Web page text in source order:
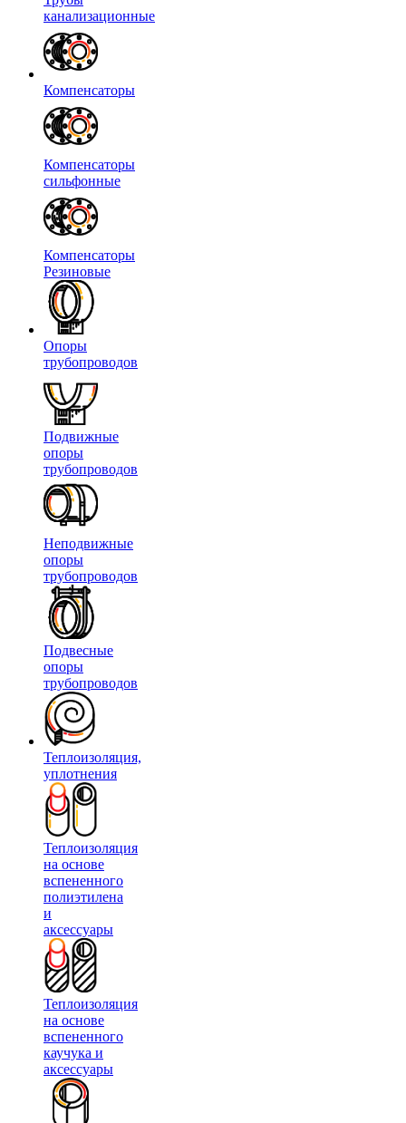
канализационные
Компенсаторы
Компенсаторы
сильфонные
Компенсаторы
Резиновые
Опоры
трубопроводов
Подвижные
опоры
трубопроводов
Неподвижные
опоры
трубопроводов
Подвесные
опоры
трубопроводов
Теплоизоляция,
уплотнения
Теплоизоляция
на основе
вспененного
полиэтилена
и
аксессуары
Теплоизоляция
на основе
вспененного
каучука и
аксессуары